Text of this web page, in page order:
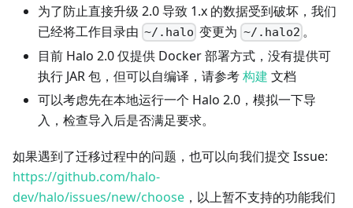
为了防止直接升级 2.0 导致 1.x 的数据受到破坏，我们
已经将工作目录由 ~/.halo 变更为 ~/.halo2 。
目前 Halo 2.0 仅提供 Docker 部署方式，没有提供可
执行 JAR 包，但可以自编译，请参考构建 文档
可以考虑先在本地运行一个 Halo 2.0，模拟一下导
入，检查导入后是否满足要求。
如果遇到了迁移过程中的问题，也可以向我们提交 Issue:
https://github.com/halo-
dev/halo/issues/new/choose ，以上暂不支持的功能我们